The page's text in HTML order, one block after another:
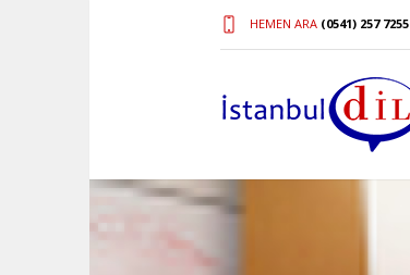
HEMEN ARA (0541) 257 7255